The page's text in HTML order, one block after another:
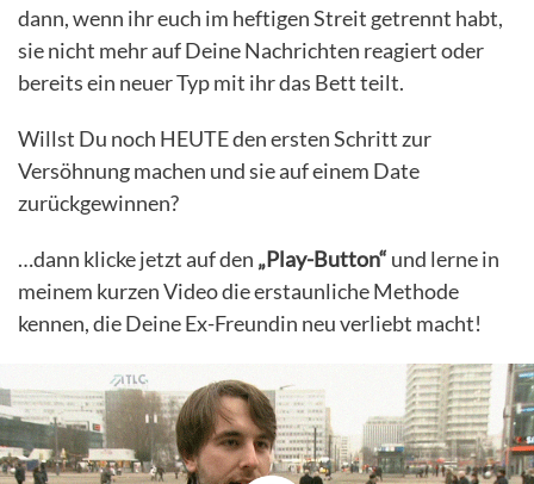
dann, wenn ihr euch im heftigen Streit getrennt habt,
sie nicht mehr auf Deine Nachrichten reagiert oder
bereits ein neuer Typ mit ihr das Bett teilt.
Willst Du noch HEUTE den ersten Schritt zur
Versöhnung machen und sie auf einem Date
zurückgewinnen?
…dann klicke jetzt auf den „Play-Button“ und lerne in
meinem kurzen Video die erstaunliche Methode
kennen, die Deine Ex-Freundin neu verliebt macht!